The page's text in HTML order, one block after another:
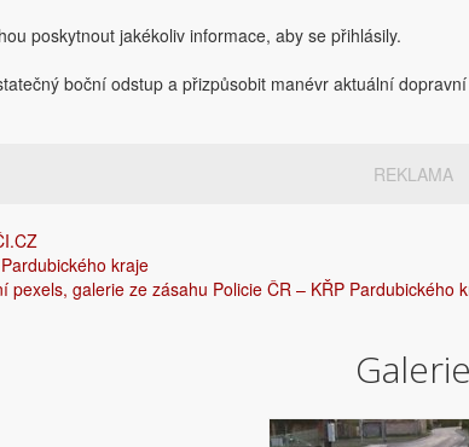
poskytnout jakékoliv informace, aby se přihlásily.
boční odstup a přizpůsobit manévr aktuální
REKLAMA
kraje
pexels, galerie ze zásahu Policie ČR – KŘP Pardubického
Galerie